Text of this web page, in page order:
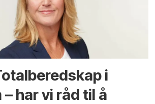
i
har vi råd til å